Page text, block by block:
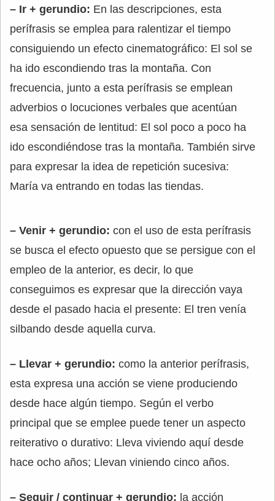
– Ir + gerundio: En las descripciones, esta
perífrasis se emplea para ralentizar el tiempo
consiguiendo un efecto cinematográfico: El sol se
ha ido escondiendo tras la montaña. Con
frecuencia, junto a esta perífrasis se emplean
adverbios o locuciones verbales que acentúan
esa sensación de lentitud: El sol poco a poco ha
ido escondiéndose tras la montaña. También sirve
para expresar la idea de repetición sucesiva:
María va entrando en todas las tiendas.
– Venir + gerundio: con el uso de esta perífrasis
se busca el efecto opuesto que se persigue con el
empleo de la anterior, es decir, lo que
conseguimos es expresar que la dirección vaya
desde el pasado hacia el presente: El tren venía
silbando desde aquella curva.
– Llevar + gerundio: como la anterior perífrasis,
esta expresa una acción se viene produciendo
desde hace algún tiempo. Según el verbo
principal que se emplee puede tener un aspecto
reiterativo o durativo: Lleva viviendo aquí desde
hace ocho años; Llevan viniendo cinco años.
– Seguir / continuar + gerundio: la acción